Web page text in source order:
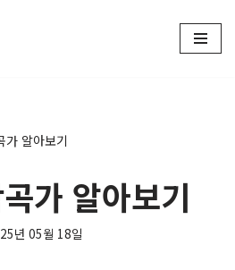
가 알아보기
가 알아보기
년 05월 18일